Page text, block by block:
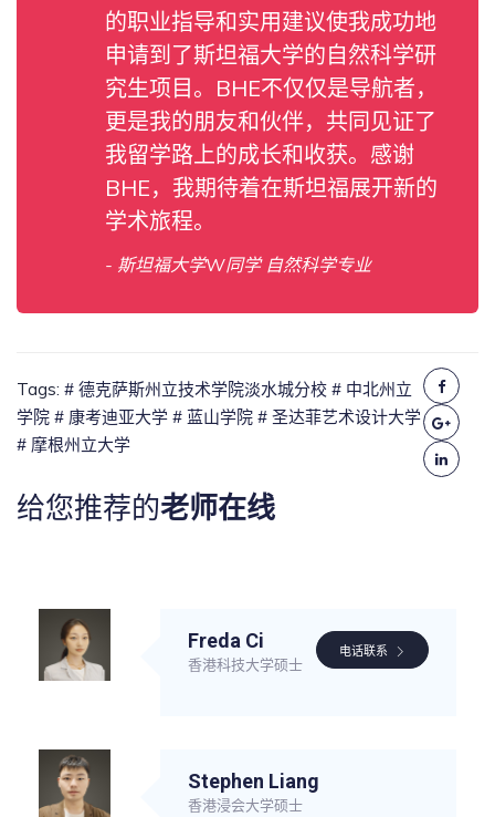
的职业指导和实用建议使我成功地
申请到了斯坦福大学的自然科学研
究生项目。BHE不仅仅是导航者，
更是我的朋友和伙伴，共同见证了
我留学路上的成长和收获。感谢
BHE，我期待着在斯坦福展开新的
学术旅程。
- 斯坦福大学W同学 自然科学专业
Tags: # 德克萨斯州立技术学院淡水城分校 # 中北州立
学院 # 康考迪亚大学 # 蓝山学院 # 圣达菲艺术设计大学
# 摩根州立大学
给您推荐的老师在线
Freda Ci
香港科技大学硕士
电话联系
Stephen Liang
香港浸会大学硕士